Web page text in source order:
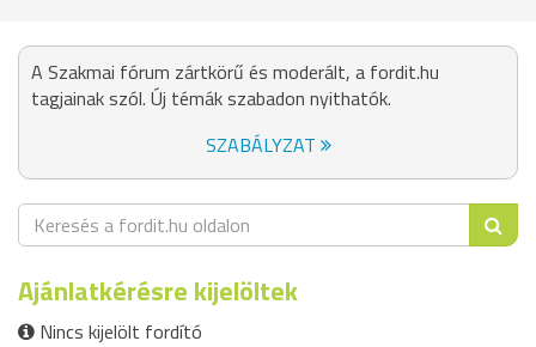
A Szakmai fórum zártkörű és moderált, a fordit.hu
tagjainak szól. Új témák szabadon nyithatók.
SZABÁLYZAT
Ajánlatkérésre kijelöltek
Nincs kijelölt fordító